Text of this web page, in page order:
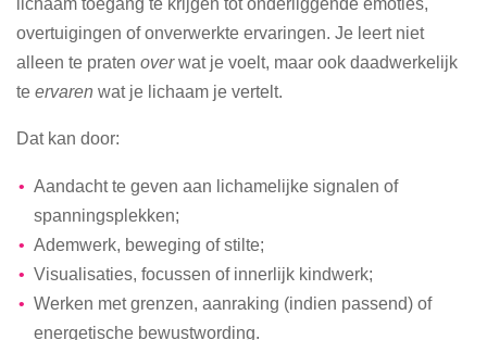
overtuigingen of onverwerkte ervaringen. Je leert niet
alleen te praten overwat je voelt, maar ook daadwerkelijk
te ervaren wat je lichaam je vertelt.
Dat kan door:
Aandacht te geven aan lichamelijke signalen of
spanningsplekken;
Ademwerk, beweging of stilte;
Visualisaties, focussen of innerlijk kindwerk;
Werken met grenzen, aanraking (indien passend) of
energetische bewustwording.